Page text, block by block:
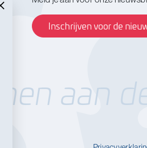
Inschrijven voor de
aan